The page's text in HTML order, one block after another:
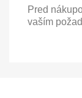
Pred
vaším